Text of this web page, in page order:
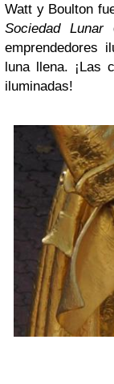
Watt y Boulton
Sociedad Lunar
emprendedores
luna llena. ¡Las
iluminadas!